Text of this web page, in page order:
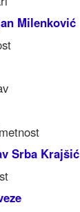
Milenković
Srba Krajšić